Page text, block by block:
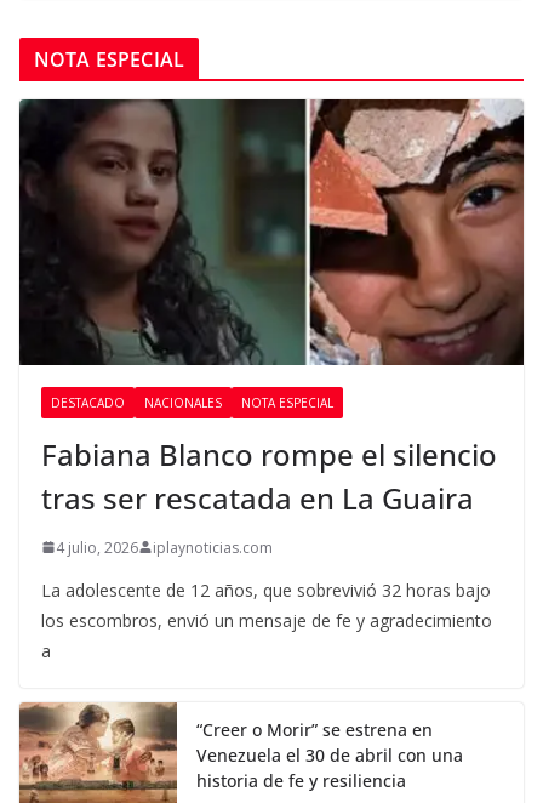
NOTA ESPECIAL
DESTACADO NACIONALES NOTA ESPECIAL
Fabiana Blanco rompe el silencio
tras ser rescatada en La Guaira
4 julio, 2026 iplaynoticias.com
La adolescente de 12 años, que sobrevivió 32 horas bajo
los escombros, envió un mensaje de fe y agradecimiento
a
“Creer o Morir” se estrena en
Venezuela el 30 de abril con una
historia de fe y resiliencia